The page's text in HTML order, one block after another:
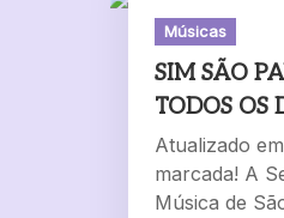
Músicas
SIM SÃO
TODOS OS
Atualizado
marcada! A
Música de